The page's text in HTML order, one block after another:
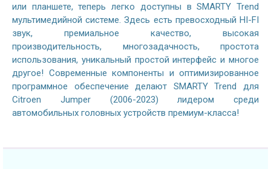
или планшете, теперь легко доступны в SMARTY Trend
мультимедийной системе. Здесь есть превосходный HI-FI
звук, премиальное качество, высокая
производительность, многозадачность, простота
использования, уникальный простой интерфейс и многое
другое! Современные компоненты и оптимизированное
программное обеспечение делают SMARTY Trend для
Citroen Jumper (2006-2023) лидером среди
автомобильных головных устройств премиум-класса!